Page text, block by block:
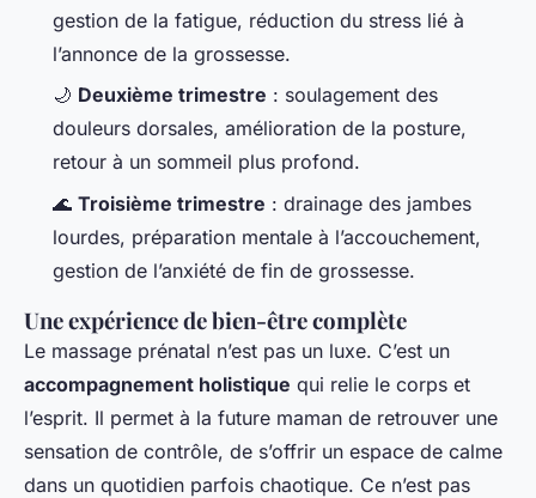
gestion de la fatigue, réduction du stress lié à
l’annonce de la grossesse.
🌙 Deuxième trimestre : soulagement des
douleurs dorsales, amélioration de la posture,
retour à un sommeil plus profond.
🌊 Troisième trimestre : drainage des jambes
lourdes, préparation mentale à l’accouchement,
gestion de l’anxiété de fin de grossesse.
Une expérience de bien-être complète
Le massage prénatal n’est pas un luxe. C’est un
accompagnement holistique qui relie le corps et
l’esprit. Il permet à la future maman de retrouver une
sensation de contrôle, de s’offrir un espace de calme
dans un quotidien parfois chaotique. Ce n’est pas